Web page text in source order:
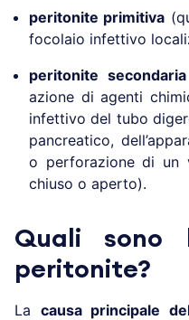
peritonite primitiva
focolaio infettivo
peritonite secondaria
azione di agenti
infettivo del tubo
pancreatico,
o perforazione di un
chiuso o aperto).
Quali sono
peritonite?
La causa principale